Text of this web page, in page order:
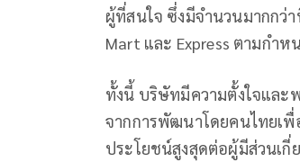
ผู้ที่สนใจ ซึ่งมีจำนวนมากกว่า
Mart และ Express ตามกำ
ทั้งนี้ บริษัทมีความตั้งใจและ
จากการพัฒนาโดยคนไทยเพื่
ประโยชน์สูงสุดต่อผู้มีส่วนเกี่